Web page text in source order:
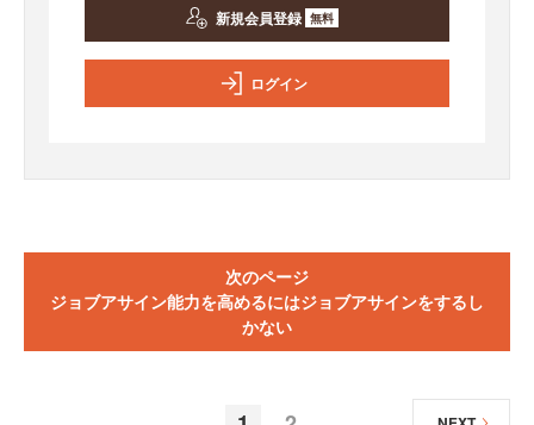
新規会員登録 無料
ログイン
次のページ
ジョブアサイン能力を高めるにはジョブアサインをするし
かない